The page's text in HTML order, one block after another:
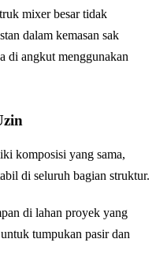
mixer besar tidak
dalam kemasan sak
di angkut menggunakan
komposisi yang sama,
di seluruh bagian struktur.
di lahan proyek yang
tumpukan pasir dan